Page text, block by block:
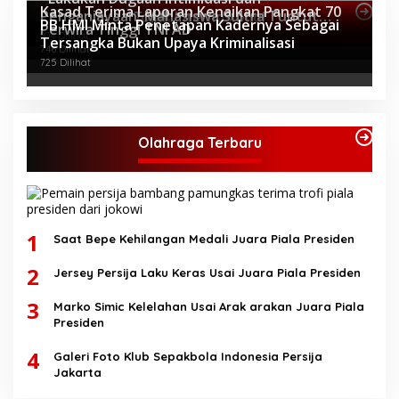
Topik Internasional
Penganiayaan, Mahasiswa Sultra Tuntut
Pemecatan Pj Bupati Buton Selatan*
804 Dilihat
Kasad Terima Laporan Kenaikan Pangkat 70
Perwira Tinggi TNI AD
746 Dilihat
PB HMI Minta Penetapan Kadernya Sebagai
Tersangka Bukan Upaya Kriminalisasi
725 Dilihat
Olahraga Terbaru
1 Saat Bepe Kehilangan Medali Juara Piala Presiden
2 Jersey Persija Laku Keras Usai Juara Piala Presiden
3
Marko Simic Kelelahan Usai Arak arakan Juara Piala
Presiden
4
Galeri Foto Klub Sepakbola Indonesia Persija
Jakarta